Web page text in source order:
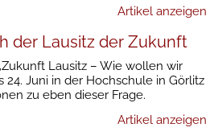
Artikel anzeigen
der Lausitz der Zukunft
Lausitz – Wie wollen wir
24. Juni in der Hochschule in Görlitz
zu eben dieser Frage.
Artikel anzeigen